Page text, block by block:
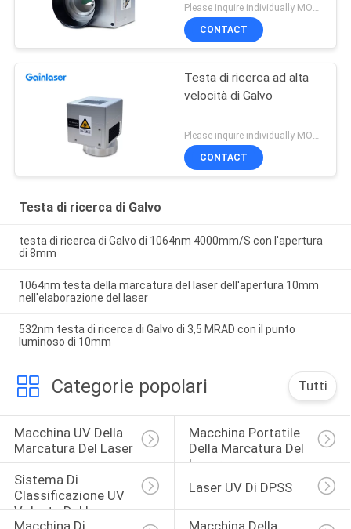
Please inquire individually MOQ:1
CONTACT
Testa di ricerca ad alta
velocità di Galvo
CONTACT
Testa di ricerca di Galvo
testa di ricerca di Galvo di 1064nm 4000mm/S con l'apertura
di 8mm
1064nm testa della marcatura del laser dell'apertura 10mm
nell'elaborazione del laser
532nm testa di ricerca di Galvo di 3,5 MRAD con il punto
luminoso di 10mm
Categorie popolari Tutti
Macchina UV Della
Marcatura Del Laser
Macchina Portatile
Della Marcatura Del
Laser
Sistema Di
Classificazione UV
Volante Del Laser
Laser UV Di DPSS